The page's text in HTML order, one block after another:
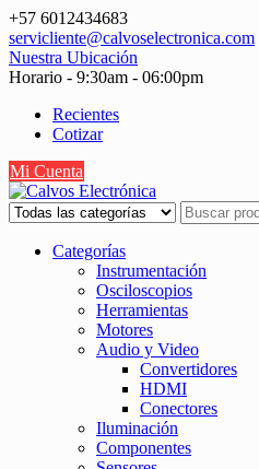
Saltar
contenido
+57 6012434683
servicliente@calvoselectronica.com
Nuestra Ubicación
Horario - 9:30am - 06:00pm
Recientes
Cotizar
Mi Cuenta
Categorías
Instrumentación
Osciloscopios
Herramientas
Motores
Audio y Video
Convertidores
HDMI
Conectores
Iluminación
Componentes